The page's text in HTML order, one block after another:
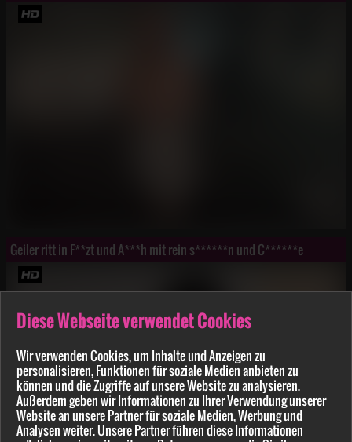
Diese Webseite verwendet Cookies
Wir verwenden Cookies, um Inhalte und Anzeigen zu
personalisieren, Funktionen für soziale Medien anbieten zu
können und die Zugriffe auf unsere Website zu analysieren.
Außerdem geben wir Informationen zu Ihrer Verwendung unserer
Website an unsere Partner für soziale Medien, Werbung und
Analysen weiter. Unsere Partner führen diese Informationen
Geiler ritt in F**zt und A***h mit rein s******n und C******e